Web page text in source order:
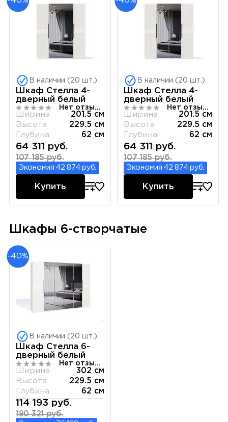
В наличии (20 шт.)
Шкаф Стелла 4-
дверный белый
Нет отзывов
Ширина
201.5 см
Высота
229.5 см
Глубина
62 см
64 311 руб.
107 185 руб.
Экономия 42 874 руб.
Купить
В наличии (20 шт.)
Шкаф Стелла 4-
дверный белый
Нет отзывов
Ширина
201.5 см
Высота
229.5 см
Глубина
62 см
64 311 руб.
107 185 руб.
Экономия 42 874 руб.
Купить
Шкафы 6-створчатые
-40%
В наличии (20 шт.)
Шкаф Стелла 6-
дверный белый
Нет отзывов
Ширина
302 см
Высота
229.5 см
Глубина
62 см
114 193 руб.
190 321 руб.